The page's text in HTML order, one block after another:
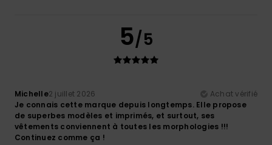
5/5
Michelle2 juillet 2026
Achat vérifié
Je connais cette marque depuis longtemps. Elle propose
de superbes modèles et imprimés, et surtout, ses
vêtements conviennent à toutes les morphologies !!!
Continuez comme ça !